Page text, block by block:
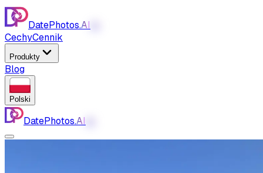
DatePhotos.AI
CechyCennik
Produkty
Blog
Polski
DatePhotos.AI